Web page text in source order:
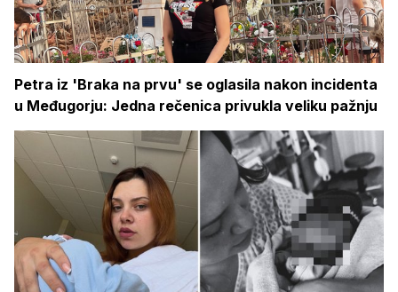
Petra iz 'Braka na prvu' se oglasila nakon incidenta
u Međugorju: Jedna rečenica privukla veliku pažnju